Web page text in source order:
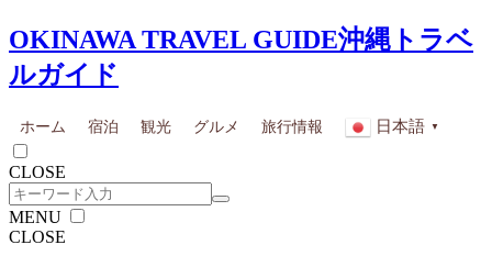
OKINAWA TRAVEL GUIDE沖縄トラベ
ルガイド
ホーム 宿泊 観光 グルメ 旅行情報 日本語 ▼
CLOSE
MENU
CLOSE